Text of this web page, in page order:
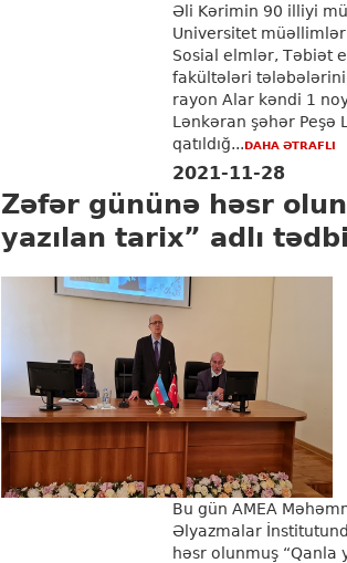
Əli Kərimin 90 illiyi
Universitet
Sosial elmlər, Təbiət
fakültələri
rayon Alar kəndi 1
Lənkəran şəhər
qatıldığ...DAHA ƏTRAFLI
2021-11-28
Zəfər gününə həsr
yazılan tarix” adlı
Bu gün AMEA
Əlyazmalar
həsr olunmuş “Qanla